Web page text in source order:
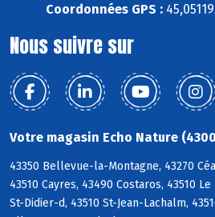
Coordonnées GPS :
Nous suivre sur
Votre magasin Echo Nature
43350 Bellevue-la-Montagne, 43270
43510 Cayres, 43490 Costaros, 43510
St-Didier-d, 43510 St-Jean-Lachalm,